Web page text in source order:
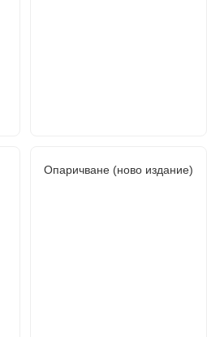
Опаричване (ново издание)